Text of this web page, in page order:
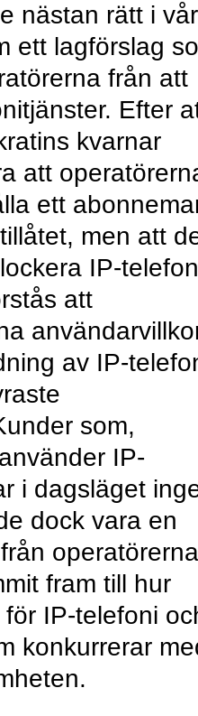
nästan rätt i
ett lagförslag
från att
Efter
kvarnar
att
ett
men att
IP-
att
av IP-
som,
IP-
i dagsläget
dock vara en
fram till hur
IP-telefoni
konkurrerar